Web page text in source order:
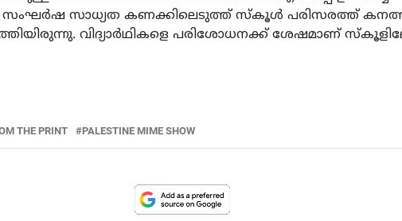
സംഘര്‍ഷ സാധ്യത കണക്കിലെടുത്ത് സ്‌കൂള്‍ പരിസരത്ത്
വിദ്യാര്‍ഥികളെ പരിശോധനക്ക് ശേഷമാണ്
THE PRINT PALESTINE MIME SHOW